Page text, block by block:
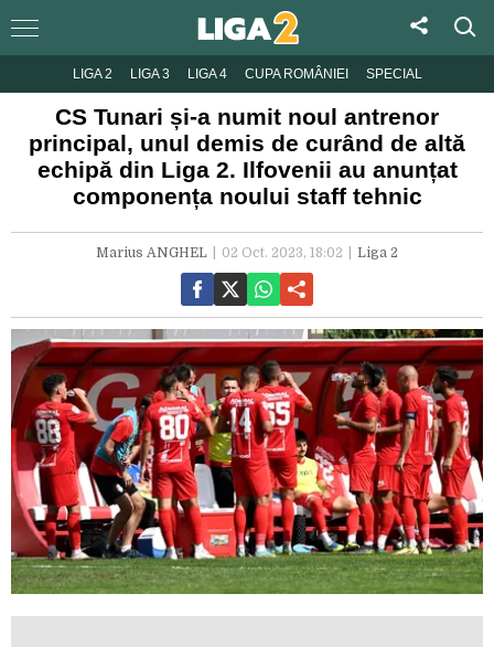
LIGA 2 LIGA 3 LIGA 4 CUPA ROMÂNIEI SPECIAL
CS Tunari și-a numit noul antrenor
principal, unul demis de curând de altă
echipă din Liga 2. Ilfovenii au anunțat
componența noului staff tehnic
Marius ANGHEL 02 Oct. 2023, 18:02 Liga 2